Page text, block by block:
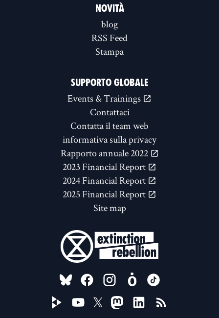
NOVITÀ
blog
RSS Feed
Stampa
SUPPORTO GLOBALE
Events & Trainings
Contattaci
Contatta il team web
informativa sulla privacy
Rapporto annuale 2022
2023 Financial Report
2024 Financial Report
2025 Financial Report
Site map
FOLLOW US ON